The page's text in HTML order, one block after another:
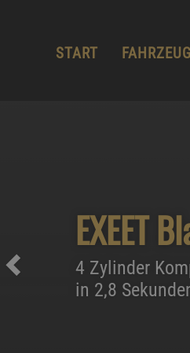
START
XWolf
Loncin XWolf
keine
Vorherige